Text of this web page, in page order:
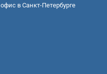
офис в Санкт-Петербурге